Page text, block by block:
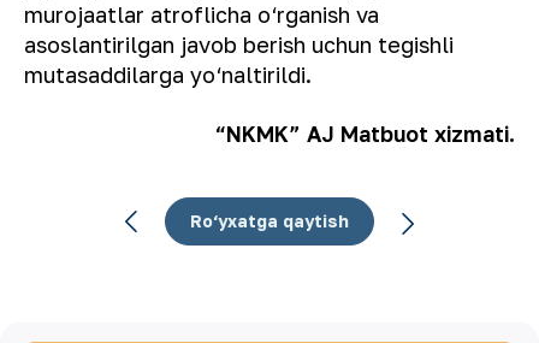
murojaatlar atroflicha o‘rganish va
asoslantirilgan javob berish uchun tegishli
mutasaddilarga yo‘naltirildi.
“NKMK” AJ Matbuot xizmati.
Ro‘yxatga qaytish